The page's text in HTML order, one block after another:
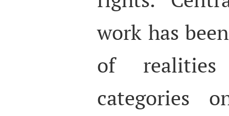
work has
of
categories